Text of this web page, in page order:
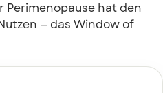
Perimenopause hat den
— das Window of